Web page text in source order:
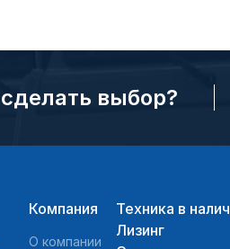
выбор?
Компания
О компании
Техника в
Лизинг